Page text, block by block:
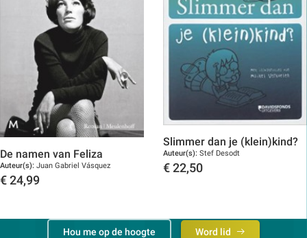
De namen van Feliza
Auteur(s): Juan Gabriel Vásquez
€ 24,99
Slimmer dan je (klein)kind?
Auteur(s): Stef Desodt
€ 22,50
Hou me op de hoogte Word lid